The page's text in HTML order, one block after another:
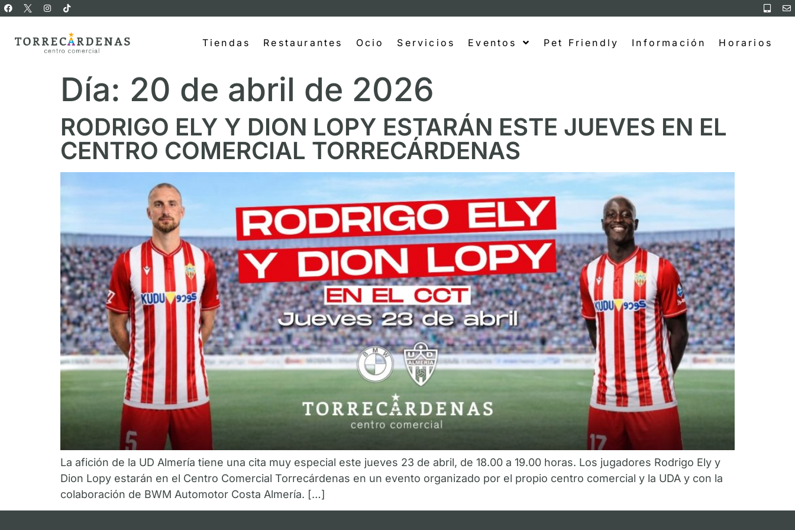
Tiendas Restaurantes Ocio Servicios Eventos Pet Friendly Información Horarios
Día: 20 de abril de 2026
RODRIGO ELY Y DION LOPY ESTARÁN ESTE JUEVES EN EL
CENTRO COMERCIAL TORRECÁRDENAS
La afición de la UD Almería tiene una cita muy especial este jueves 23 de abril, de 18.00 a 19.00 horas. Los jugadores Rodrigo Ely y
Dion Lopy estarán en el Centro Comercial Torrecárdenas en un evento organizado por el propio centro comercial y la UDA y con la
colaboración de BWM Automotor Costa Almería. […]